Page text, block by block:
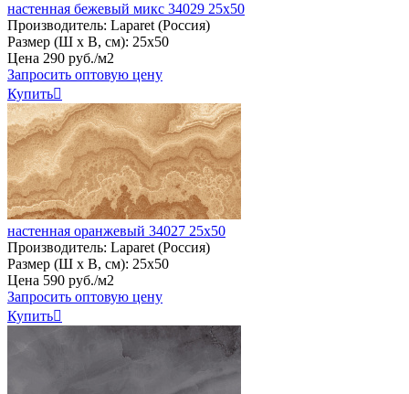
настенная бежевый микс 34029 25х50
Производитель: Laparet (Россия)
Размер (Ш х В, см): 25х50
Цена 290 руб./м2
Запросить оптовую цену
Купить
настенная оранжевый 34027 25х50
Производитель: Laparet (Россия)
Размер (Ш х В, см): 25х50
Цена 590 руб./м2
Запросить оптовую цену
Купить